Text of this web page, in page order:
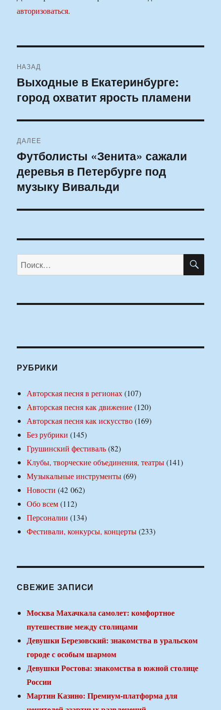
авторизоваться.
по
записям
НАЗАД
Предыдущая
запись:
Выходные в Екатеринбурге:
город охватит ярость пламени
ДАЛЕЕ
Следующая
запись:
Футболисты «Зенита» сажали
деревья в Петербурге под
музыку Вивальди
Искать:
РУБРИКИ
Авторская песня в регионах(107)
Авторская песня как движение(120)
Авторская песня как искусство(169)
Без рубрики (145)
Грушинский фестиваль(82)
Клубы, творческие объединения, театры(141)
Музыкальные инструменты(69)
Новости (42 062)
Обо всем(112)
Персоналии (134)
Фестивали, конкурсы, концерты(233)
СВЕЖИЕ ЗАПИСИ
Москва Махачкала самолет: комфортное
путешествие между столицами
Девушки Березовский: знакомства в уральском
городе с особым шармом
Девушки Ростова: знакомства в южной столице
России
Мартин Казино: Премиум-платформа для